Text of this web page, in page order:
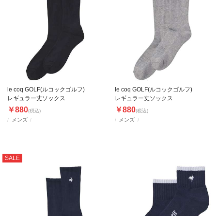
メンズ
le coq GOLF(ルコックゴルフ)
レギュラー丈ソックス
￥880(税込)
メンズ
le coq GOLF(ルコックゴルフ)
レギュラー丈ソックス
￥880(税込)
SALE